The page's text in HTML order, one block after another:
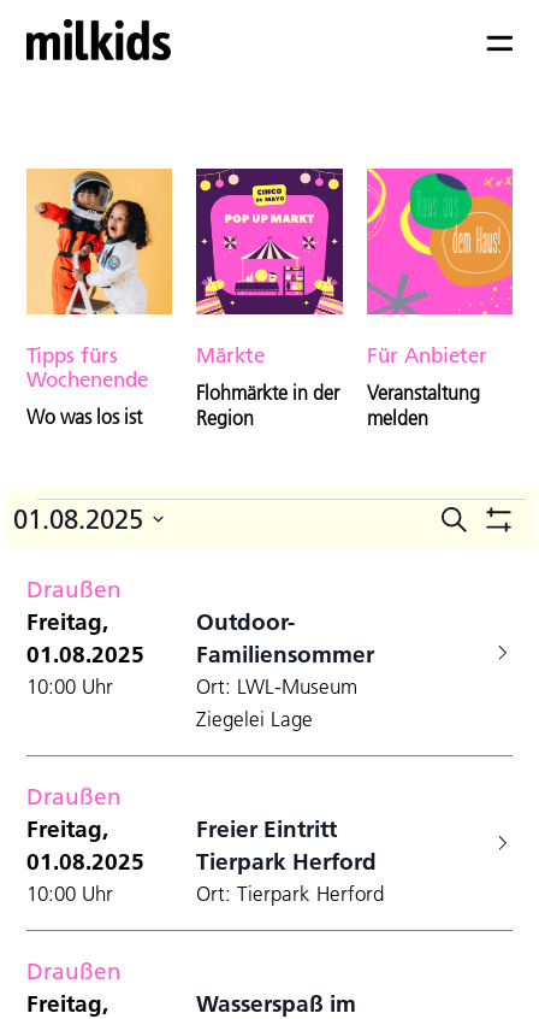
Tipps fürs
Wochenende
Wo was los ist
Märkte
Flohmärkte in der
Region
Für Anbieter
Veranstaltung
melden
Veranstaltungen
für
Freitag,
1.08.2025
Suche
01.08.2025
Draußen
Freitag,
01.08.2025
Outdoor-
Familiensommer
10:00 Uhr
Ort: LWL-Museum
Ziegelei Lage
Draußen
Freitag,
01.08.2025
Freier Eintritt
Tierpark Herford
10:00 Uhr Ort: Tierpark Herford
Draußen
Freitag,
Wasserspaß im